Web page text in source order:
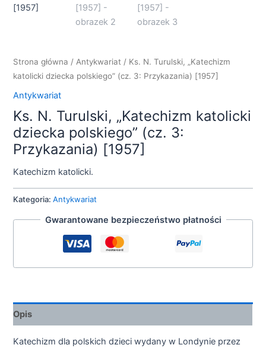
Strona główna /Antykwariat / Ks. N. Turulski, „Katechizm
katolicki dziecka polskiego” (cz. 3: Przykazania) [1957]
Antykwariat
Ks. N. Turulski, „Katechizm katolicki
dziecka polskiego” (cz. 3:
Przykazania) [1957]
Katechizm katolicki.
Kategoria:Antykwariat
Gwarantowane bezpieczeństwo płatności
Opis
Katechizm dla polskich dzieci wydany w Londynie przez